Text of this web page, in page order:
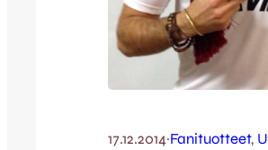
17.12.2014·Fanituotteet,